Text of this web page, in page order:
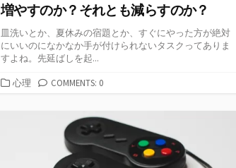
増やすのか？それとも減らすのか？
皿洗いとか、夏休みの宿題とか、すぐにやった方が絶対
にいいのになかなか手が付けられないタスクってありま
すよね。先延ばしを起...
カ心理 COMMENTS: 0